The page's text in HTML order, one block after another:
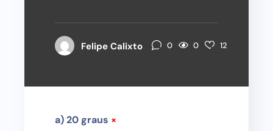
Felipe Calixto 0 0 12
a) 20 graus ×